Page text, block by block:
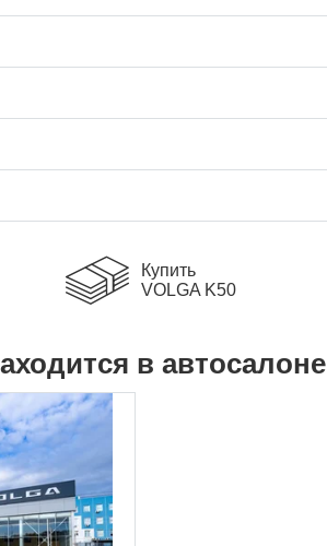
Купить
VOLGA K50
в автосалоне